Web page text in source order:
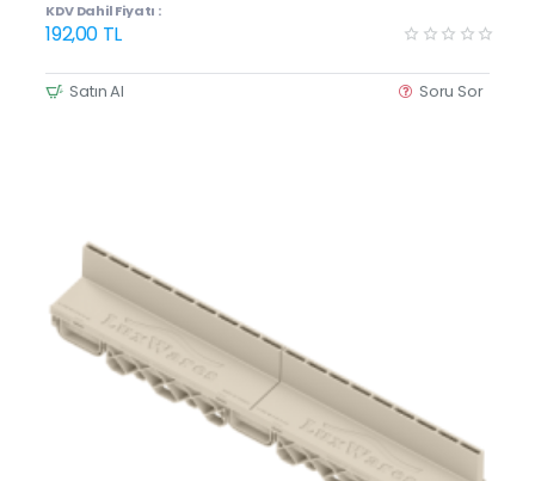
KDV Dahil Fiyatı :
192,00 TL
Satın Al Soru Sor